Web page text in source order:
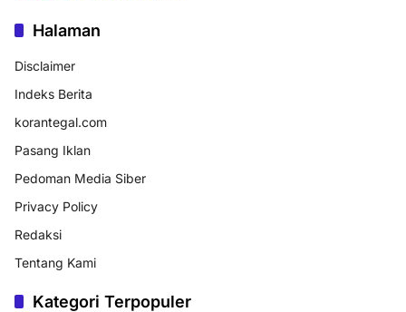
Halaman
Disclaimer
Indeks Berita
korantegal.com
Pasang Iklan
Pedoman Media Siber
Privacy Policy
Redaksi
Tentang Kami
Kategori Terpopuler